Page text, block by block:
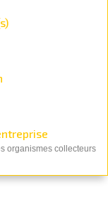
organismes collecteurs